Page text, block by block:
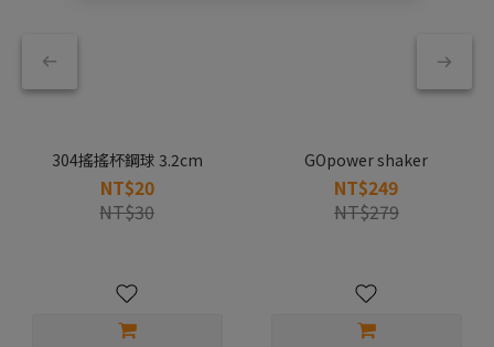
304搖搖杯鋼球 3.2cm
NT$20
NT$30
GOpower shaker
NT$249
NT$279